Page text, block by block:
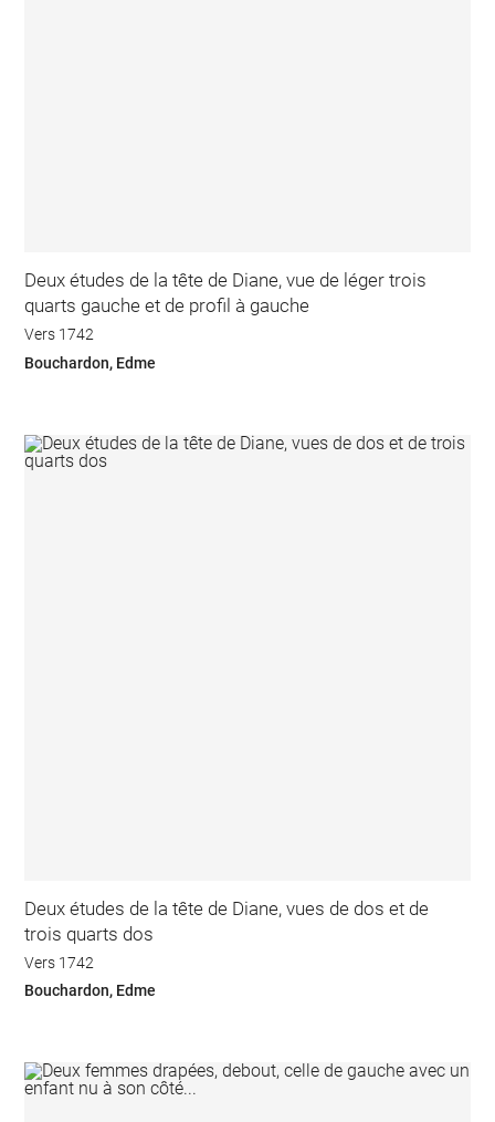
Deux études de la tête de Diane, vue de léger trois
quarts gauche et de profil à gauche
Vers 1742
Bouchardon, Edme
Deux études de la tête de Diane, vues de dos et de
trois quarts dos
Vers 1742
Bouchardon, Edme